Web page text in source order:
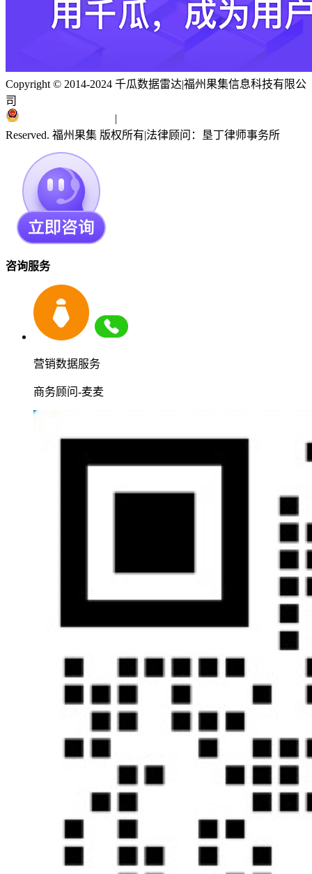
Copyright © 2014-2024 千瓜数据雷达|福州果集信息科技有限公
司
|
Reserved. 福州果集 版权所有|法律顾问：垦丁律师事务所
咨询服务
营销数据服务
商务顾问-麦麦